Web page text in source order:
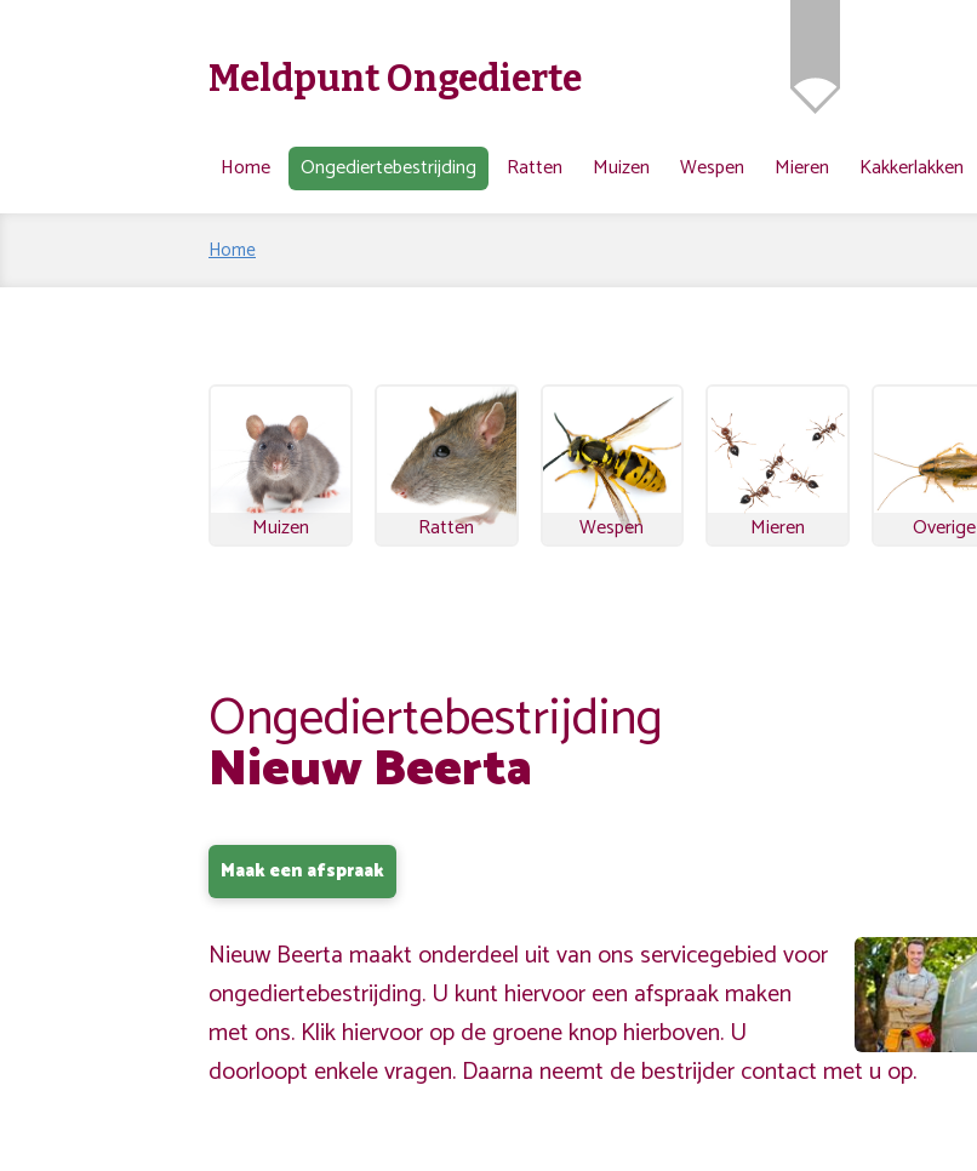
Meldpunt Ongedierte
Home Ongediertebestrijding Ratten Muizen Wespen Mieren Kakkerlakken
Home
Muizen Ratten Wespen Mieren Overige
Ongediertebestrijding
Nieuw Beerta
Maak een afspraak
Nieuw Beerta maakt onderdeel uit van ons servicegebied voor
ongediertebestrijding. U kunt hiervoor een afspraak maken
met ons. Klik hiervoor op de groene knop hierboven. U
doorloopt enkele vragen. Daarna neemt de bestrijder contact met u op.